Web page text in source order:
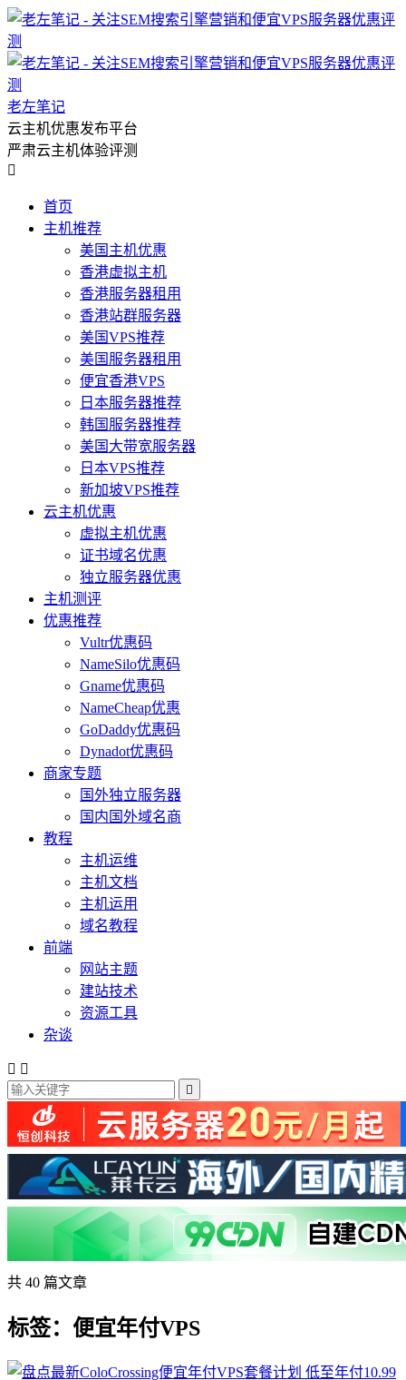
老左笔记
云主机优惠发布平台
严肃云主机体验评测

首页
主机推荐
美国主机优惠
香港虚拟主机
香港服务器租用
香港站群服务器
美国VPS推荐
美国服务器租用
便宜香港VPS
日本服务器推荐
韩国服务器推荐
美国大带宽服务器
日本VPS推荐
新加坡VPS推荐
云主机优惠
虚拟主机优惠
证书域名优惠
独立服务器优惠
主机测评
优惠推荐
Vultr优惠码
NameSilo优惠码
Gname优惠码
NameCheap优惠
GoDaddy优惠码
Dynadot优惠码
商家专题
国外独立服务器
国内国外域名商
教程
主机运维
主机文档
主机运用
域名教程
前端
网站主题
建站技术
资源工具
杂谈
 

共 40 篇文章
标签：便宜年付VPS